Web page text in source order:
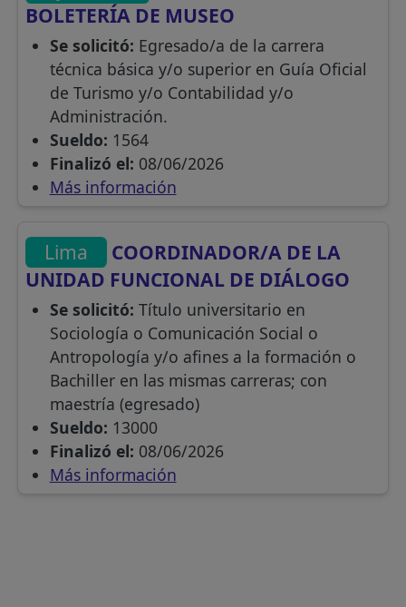
BOLETERÍA DE MUSEO
Se solicitó: Egresado/a de la carrera
técnica básica y/o superior en Guía Oficial
de Turismo y/o Contabilidad y/o
Administración.
Sueldo: 1564
Finalizó el: 08/06/2026
Más información
Lima
COORDINADOR/A DE LA
UNIDAD FUNCIONAL DE DIÁLOGO
Se solicitó: Título universitario en
Sociología o Comunicación Social o
Antropología y/o afines a la formación o
Bachiller en las mismas carreras; con
maestría (egresado)
Sueldo: 13000
Finalizó el: 08/06/2026
Más información